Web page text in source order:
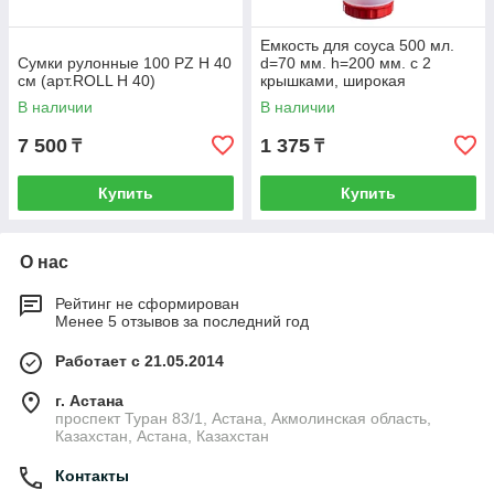
Сумки рулонные 100 PZ H 40
см (арт.ROLL H 40)
В наличии
7 500 ₸
Купить
Емкость для соуса 500 мл.
d=70 мм. h=200 мм. с 2
крышками, широкая
прозрачная, крышки красны
GP /1/
В наличии
1 375 ₸
Купить
О нас
Рейтинг не сформирован
Менее 5 отзывов за последний год
Работает с 21.05.2014
г. Астана
проспект Туран 83/1, Астана, Акмолинская область,
Казахстан, Астана, Казахстан
Контакты